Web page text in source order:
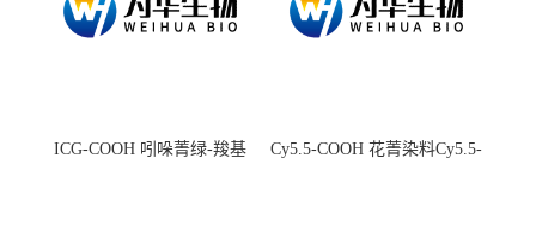
ICG-COOH 吲哚菁绿-羧基
Cy5.5-COOH 花菁染料Cy5.5-